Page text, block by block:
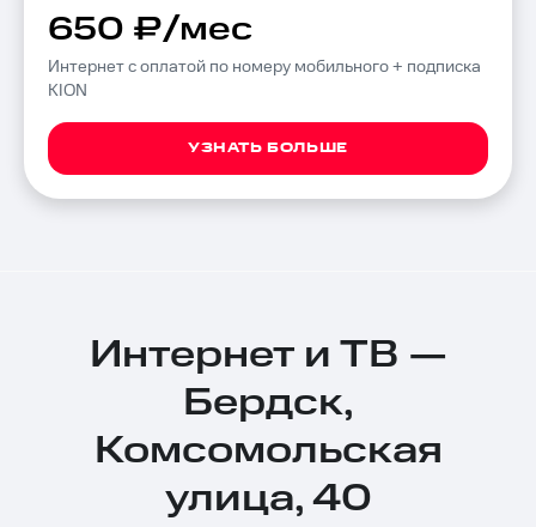
650 ₽/мес
Интернет с оплатой по номеру мобильного + подписка
KION
УЗНАТЬ БОЛЬШЕ
Интернет и ТВ —
Бердск,
Комсомольская
улица, 40